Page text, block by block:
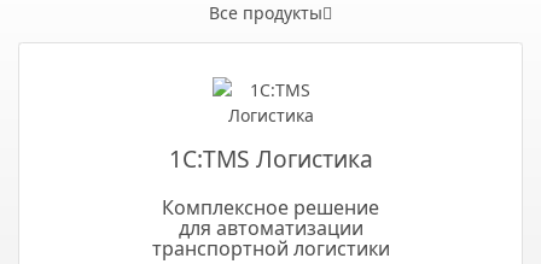
Все продукты
1С:TMS Логистика
Комплексное решение
для автоматизации
транспортной логистики